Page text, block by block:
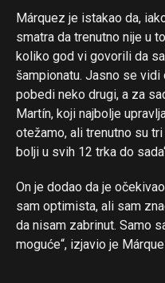
Márquez je istakao da,
smatra da trenutno nije u
koliko god vi govorili da
šampionatu. Jasno se
pobedi neko drugi, a za
Martín, koji najbolje
otežamo, ali trenutno su
bolji u svih 12 trka do
On je dodao da je
sam optimista, ali sam
da nisam zabrinut. Samo
moguće“, izjavio je